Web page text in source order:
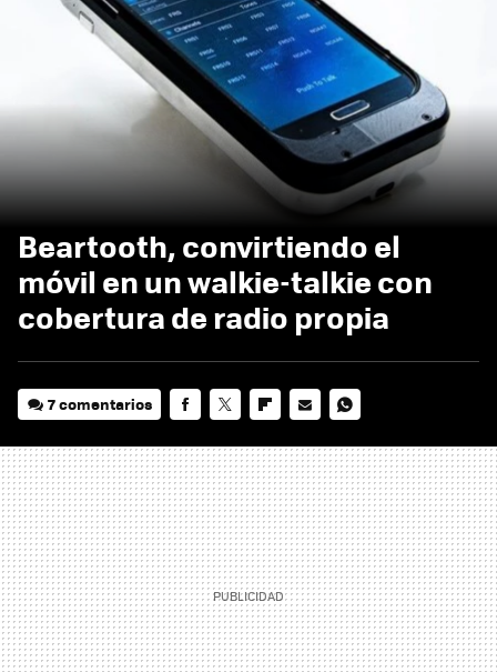
Beartooth, convirtiendo el
móvil en un walkie-talkie con
cobertura de radio propia
7 comentarios
MAIL